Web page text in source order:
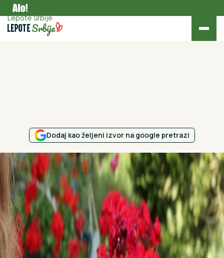
Zanimljivosti
Lepote Srbije
Dodaj kao željeni izvor na google pretrazi